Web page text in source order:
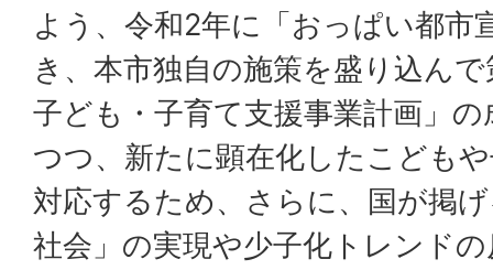
よう、令和2年に「おっぱい都市
き、本市独自の施策を盛り込ん
子ども・子育て支援事業計画」
つつ、新たに顕在化したこども
対応するため、さらに、国が掲
社会」の実現や少子化トレンド